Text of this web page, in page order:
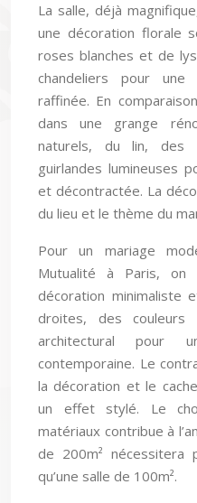
La salle, déjà
une décoration florale
roses blanches et de
chandeliers pour une
raffinée. En
dans une grange
naturels, du lin, des
guirlandes lumineuses
et décontractée. La
du lieu et le thème du
Pour un mariage
Mutualité à Paris,
décoration minimaliste
droites, des couleurs
architectural pour
contemporaine. Le
la décoration et le
un effet stylé. Le
matériaux contribue à
de 200m² nécessitera
qu’une salle de 100m².